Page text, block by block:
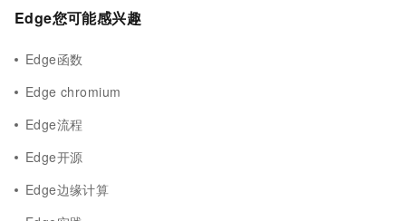
Edge您可能感兴趣
Edge函数
Edge chromium
Edge流程
Edge开源
Edge边缘计算